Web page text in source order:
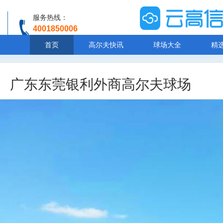
服务热线：
4001850006
首页 高尔夫快讯 球场大全 精
广东东莞银利外商高尔夫球场